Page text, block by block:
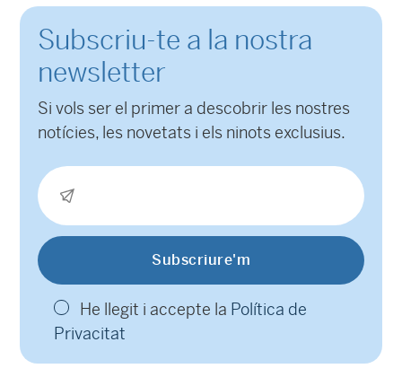
Subscriu-te a la nostra
newsletter
Si vols ser el primer a descobrir les nostres
notícies, les novetats i els ninots exclusius.
He llegit i accepte la Política de
Privacitat